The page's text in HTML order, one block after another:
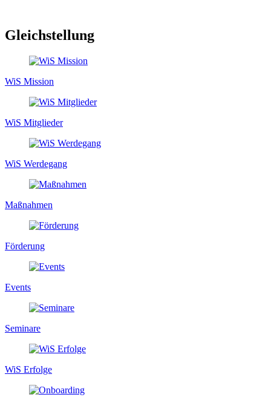
Gleichstellung
WiS Mission
WiS Mitglieder
WiS Werdegang
Maßnahmen
Förderung
Events
Seminare
WiS Erfolge